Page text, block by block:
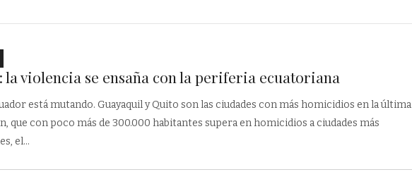
la violencia se ensaña con la periferia ecuatoriana
está mutando. Guayaquil y Quito son las ciudades con más homicidios en la última
que con poco más de 300.000 habitantes supera en homicidios a ciudades más
el